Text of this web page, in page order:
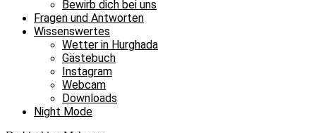
Bewirb dich bei uns
Fragen und Antworten
Wissenswertes
Wetter in Hurghada
Gästebuch
Instagram
Webcam
Downloads
Night Mode